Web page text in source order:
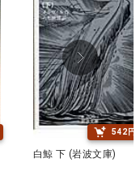
542円
白鯨 下 (岩波文庫)